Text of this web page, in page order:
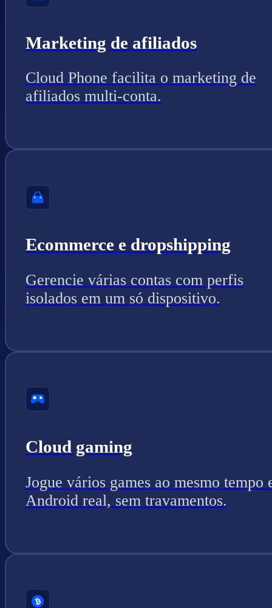
Marketing de afiliados
Cloud Phone facilita o marketing de
afiliados multi-conta.
Ecommerce e dropshipping
Gerencie várias contas com perfis
isolados em um só dispositivo.
Cloud gaming
Jogue vários games ao mesmo tempo
Android real, sem travamentos.